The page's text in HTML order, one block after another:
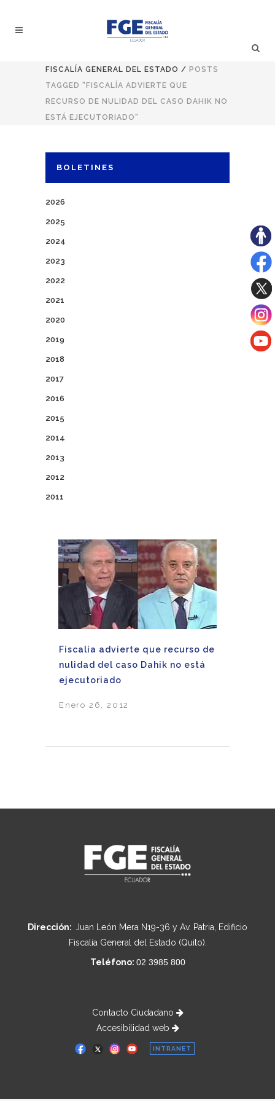
FISCALÍA GENERAL DEL ESTADO / POSTS
TAGGED "FISCALÍA ADVIERTE QUE
RECURSO DE NULIDAD DEL CASO DAHIK NO
ESTÁ EJECUTORIADO"
BOLETINES
2026
2025
2024
2023
2022
2021
2020
2019
2018
2017
2016
2015
2014
2013
2012
2011
Fiscalía advierte que recurso de
nulidad del caso Dahik no está
ejecutoriado
Enero 26, 2012
Dirección: Juan León Mera N19-36 y Av. Patria, Edificio
Fiscalía General del Estado (Quito).
Teléfono: 02 3985 800
Contacto Ciudadano
Accesibilidad web
INTRANET